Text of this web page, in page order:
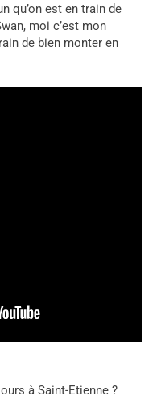
qu’on est en train de
moi c’est mon
de bien monter en
à Saint-Etienne ?